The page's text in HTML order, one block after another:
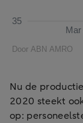
Nu de
2020 steekt
op: